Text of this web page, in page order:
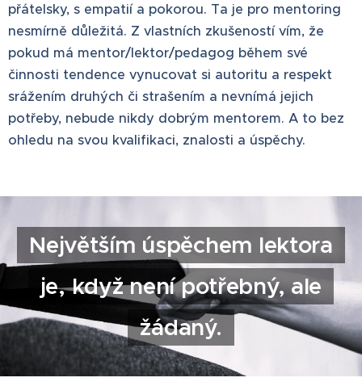
přátelsky, s empatií a pokorou. Ta je pro mentoring
nesmírně důležitá. Z vlastních zkušeností vím, že
pokud má mentor/lektor/pedagog během své
činnosti tendence vynucovat si autoritu a respekt
srážením druhých či strašením a nevnímá jejich
potřeby, nebude nikdy dobrým mentorem. A to bez
ohledu na svou kvalifikaci, znalosti a úspěchy.
Největším úspěchem lektora
je, když není potřebný, ale
žádaný.